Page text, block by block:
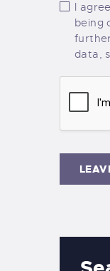
I
being
data,